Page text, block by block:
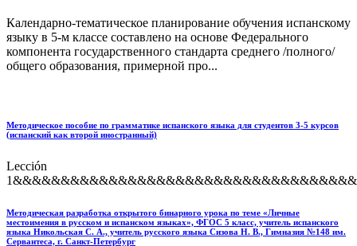
Календарно-тематическое планирование обучения испанскому
языку в 5-м классе составлено на основе Федерального
компонента государственного стандарта среднего /полного/
общего образования, примерной про...
Методическое пособие по грамматике испанского языка для студентов 3-5 курсов
(испанский как второй иностранный)
Lección
Методическая разработка открытого бинарного урока по теме «Личные
местоимения в русском и испанском языках», ФГОС 5 класс, учитель испанского
языка Никольская С. А., учитель русского языка Сизова Н. В., Гимназия №148 им.
Сервантеса, г. Санкт-Петербург